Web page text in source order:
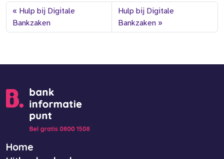
Hulp bij Digitale
Bankzaken
Hulp bij Digitale
Bankzaken
Home